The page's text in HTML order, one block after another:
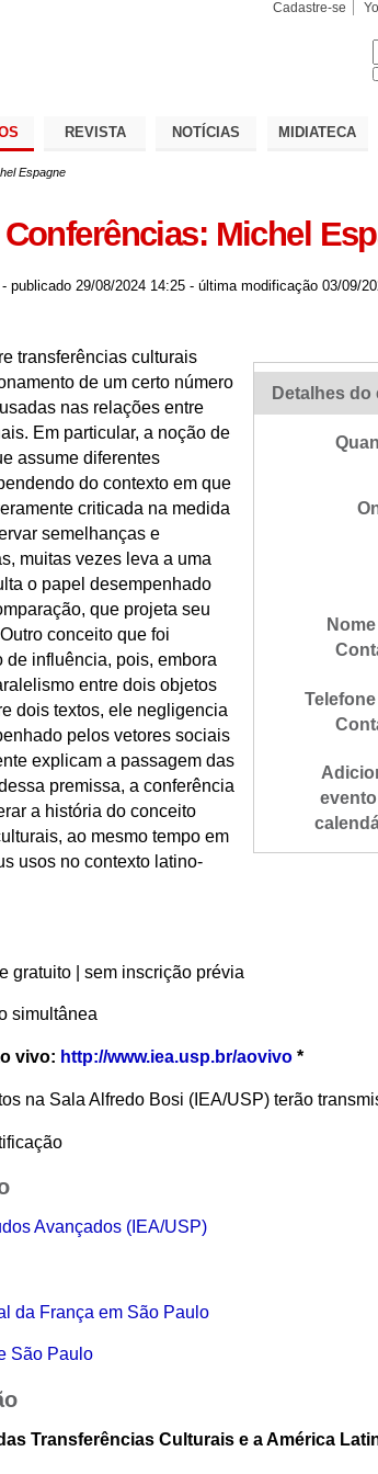
Cadastre-se
REVISTA NOTÍCIAS MIDIATECA
Espagne
Michel
- publicado29/08/2024 14:25 - última modificação03/09/
Detalhes do
transferências culturais
de um certo número
nas relações entre
Em particular, a noção de
assume diferentes
do contexto em que
criticada na medida
semelhanças e
muitas vezes leva a uma
o papel desempenhado
que projeta seu
conceito que foi
de influência, pois, embora
entre dois objetos
dois textos, ele negligencia
pelos vetores sociais
explicam a passagem das
premissa, a conferência
a história do conceito
ao mesmo tempo em
usos no contexto latino-
gratuito | sem inscrição prévia
simultânea
vivo: http://www.iea.usp.br/aovivo*
na Sala Alfredo Bosi (IEA/USP) terão
Avançados (IEA/USP)
da França em São Paulo
São Paulo
Transferências Culturais e a América